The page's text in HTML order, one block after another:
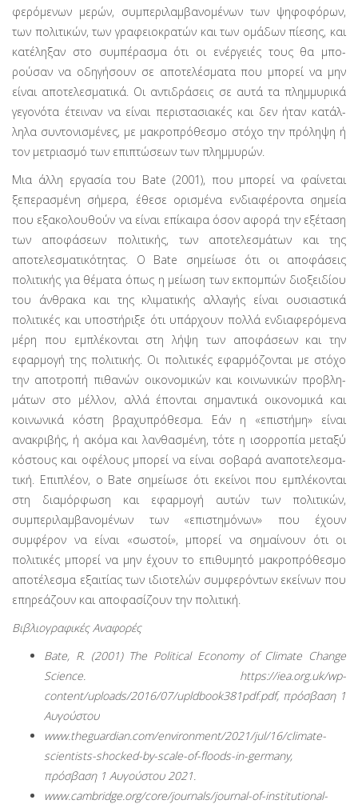
φερόμενων μερών, συμπεριλαμβανομένων των ψηφοφόρων,
των πολιτικών, των γραφειοκρατών και των ομάδων πίεσης, και
κατέληξαν στο συμπέρασμα ότι οι ενέργειές τους θα μπο­
ρούσαν να οδηγήσουν σε αποτελέσματα που μπορεί να μην
είναι αποτελεσματικά. Οι αντιδράσεις σε αυτά τα πλημμυρικά
γεγονότα έτειναν να είναι περιστασιακές και δεν ήταν κατάλ­
ληλα συντονισμένες, με μακροπρόθεσμο στόχο την πρόληψη ή
τον μετριασμό των επιπτώσεων των πλημμυρών.
Μια άλλη εργασία του Bate (2001), που μπορεί να φαίνε­ται
ξεπερασμένη σήμερα, έθεσε ορισμένα ενδιαφέροντα ση­μεία
που εξακολουθούν να είναι επίκαιρα όσον αφορά την εξέταση
των αποφάσεων πολιτικής, των αποτελεσμάτων και της
αποτελεσματικότητας. Ο Bate σημείωσε ότι οι αποφάσεις
πολιτικής για θέματα όπως η μείωση των εκπομπών διοξειδί­ου
του άνθρακα και της κλιματικής αλλαγής είναι ουσιαστικά
πολιτικές και υποστήριξε ότι υπάρχουν πολλά ενδιαφερόμε­να
μέρη που εμπλέκονται στη λήψη των αποφάσεων και την
εφαρμογή της πολιτικής. Οι πολιτικές εφαρμόζονται με στόχο
την αποτροπή πιθανών οικονομικών και κοινωνικών προβλη­
μάτων στο μέλλον, αλλά έπονται σημαντικά οικονομικά και
κοινωνικά κόστη βραχυπρόθεσμα. Εάν η «επιστήμη» είναι
ανακριβής, ή ακόμα και λανθασμένη, τότε η ισορροπία μεταξύ
κόστους και οφέλους μπορεί να είναι σοβαρά αναποτελεσμα­
τική. Επιπλέον, ο Bate σημείωσε ότι εκείνοι που εμπλέκονται
στη διαμόρφωση και εφαρμογή αυτών των πολιτικών,
συμπεριλαμβανομένων των «επιστημόνων» που έχουν
συμφέρον να είναι «σωστοί», μπορεί να σημαίνουν ότι οι
πολιτικές μπορεί να μην έχουν το επιθυμητό μακροπρόθεσμο
αποτέλεσμα εξαι­τίας των ιδιοτελών συμφερόντων εκείνων που
επηρεάζουν και αποφασίζουν την πολιτική.
Βιβλιογραφικές Αναφορές
Bate, R. (2001) The Political Economy of Climate Change
Science. https://iea.org.uk/wp-
content/uploads/2016/07/upldbook381pdf.pdf, πρόσβαση 1
Αυ­γούστου
www.theguardian.com/environment/2021/jul/16/climate-
scientists-shocked-by-scale-of-floods-in-germany,
πρόσβαση 1 Αυγούστου 2021.
www.cambridge.org/core/journals/journal-of-institutional-